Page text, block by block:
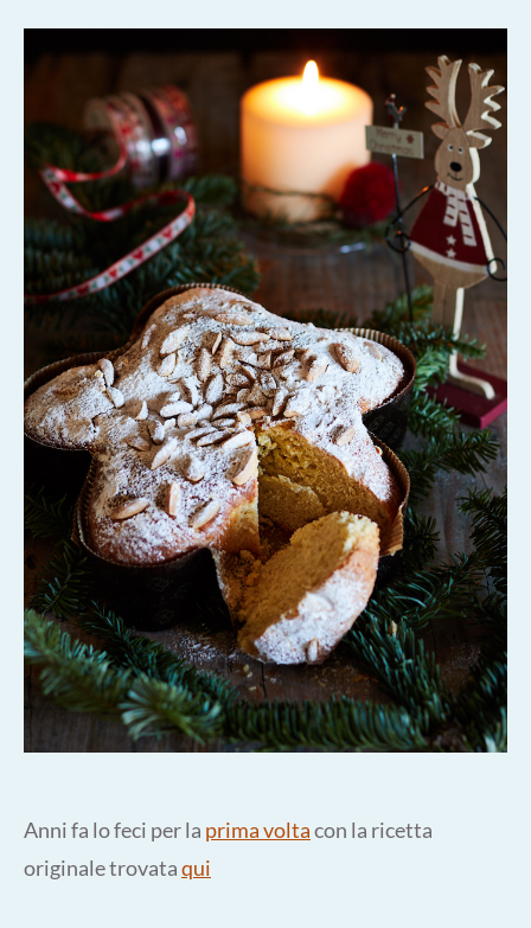
Anni fa lo feci per la prima voltacon la ricetta
originale trovataqui